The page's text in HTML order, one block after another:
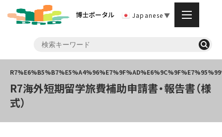
博士ポータル Japanese▼
R7海外短期留学旅費補助申請書・報告書（様
式）